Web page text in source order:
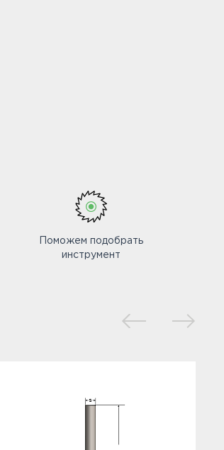
Поможем подобрать
инструмент